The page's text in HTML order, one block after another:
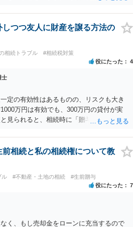
つつ友人に財産を譲る方法の
相続トラブル #相続税対策
役にたった 4
士
定の有効性はあるものの、リスクも大き
万円は有効でも、300万円の貸付が実
見られると、相続時に「贈与」と評価さ
ては、 ①信託（家族信託・目的信託） 財
信頼できる友人や専門職）に管理させ、
介護費に優先充当 ・残余を友人や慈善団
相続ではなく信託帰属になるため、子の関
遺言＋生命保険の組合せ 生活資金は手元
友人・団体にした保険を活用。保険金は
対策にも有効と思われます。 ③負担付死
条件に、死亡時に財産を渡す」契約。条件
の安心を担保できます。 ④ 寄附予約＋解
相続と私の相続権について教
ル #不動産・土地の相続 #生前贈与
役にたった 7
く、もし売却金をローンに充当するので